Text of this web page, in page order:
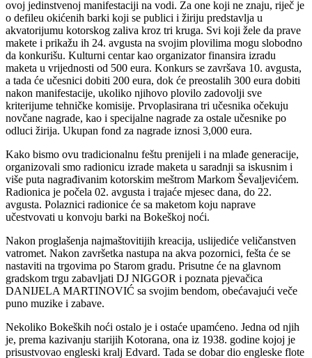
ovoj jedinstvenoj manifestaciji na vodi. Za one koji ne znaju, riječ je
o defileu okićenih barki koji se publici i žiriju predstavlja u
akvatorijumu kotorskog zaliva kroz tri kruga. Svi koji žele da prave
makete i prikažu ih 24. avgusta na svojim plovilima mogu slobodno
da konkurišu. Kulturni centar kao organizator finansira izradu
maketa u vrijednosti od 500 eura. Konkurs se završava 10. avgusta,
a tada će učesnici dobiti 200 eura, dok će preostalih 300 eura dobiti
nakon manifestacije, ukoliko njihovo plovilo zadovolji sve
kriterijume tehničke komisije. Prvoplasirana tri učesnika očekuju
novčane nagrade, kao i specijalne nagrade za ostale učesnike po
odluci žirija. Ukupan fond za nagrade iznosi 3,000 eura.
Kako bismo ovu tradicionalnu feštu prenijeli i na mlađe generacije,
organizovali smo radionicu izrade maketa u saradnji sa iskusnim i
više puta nagrađivanim kotorskim meštrom Markom Ševaljevićem.
Radionica je počela 02. avgusta i trajaće mjesec dana, do 22.
avgusta. Polaznici radionice će sa maketom koju naprave
učestvovati u konvoju barki na Bokeškoj noći.
Nakon proglašenja najmaštovitijih kreacija, uslijediće veličanstven
vatromet. Nakon završetka nastupa na akva pozornici, fešta će se
nastaviti na trgovima po Starom gradu. Prisutne će na glavnom
gradskom trgu zabavljati DJ NIGGOR i poznata pjevačica
DANIJELA MARTINOVIĆ sa svojim bendom, obećavajući veče
puno muzike i zabave.
Nekoliko Bokeških noći ostalo je i ostaće upamćeno. Jedna od njih
je, prema kazivanju starijih Kotorana, ona iz 1938. godine kojoj je
prisustvovao engleski kralj Edvard. Tada se dobar dio engleske flote